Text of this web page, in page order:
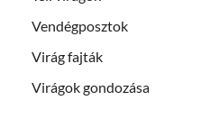
Vendégposztok
Virág fajták
Virágok gondozása